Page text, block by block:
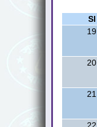
Sl
19
20
21